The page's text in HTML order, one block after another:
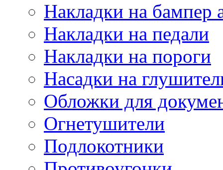
Накладки на бампер
Накладки на педали
Накладки на пороги
Насадки на
Обложки для
Огнетушители
Подлокотники